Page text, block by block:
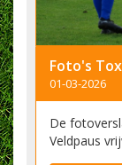
Foto's
01-03-2026
De
Veldpaus